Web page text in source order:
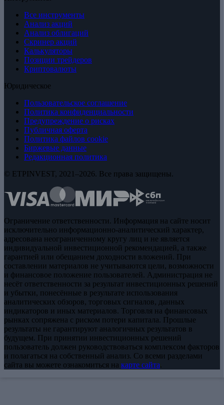
Все инструменты
Анализ акций
Анализ облигаций
Скринер акций
Калькуляторы
Позиции трейдеров
Криптовалюты
Юридическое
Пользовательское соглашение
Политика конфиденциальности
Предупреждение о рисках
Публичная оферта
Политика файлов cookie
Биржевые данные
Редакционная политика
© ETPINVEST, 2021–2026. Все права защищены.
Ограничение ответственности. Информация на сайте носит
исключительно информационно-аналитический характер,
адресована неограниченному кругу лиц и не является
индивидуальной инвестиционной рекомендацией, а также
гарантией или обещанием доходности вложений. При
составлении материалов не учитываются цели, возможности
и финансовое положение пользователей. Администрация не
несёт ответственности за результат инвестиционных решений
и убытки, понесённые в результате использования
аналитических обзоров, торговых сигналов, данных
индикаторов и иных материалов. Торговля на финансовых
рынках сопряжена с риском потери капитала. Прошлые
результаты не гарантируют аналогичных результатов в
будущем. При принятии инвестиционных решений
пользователь должен руководствоваться комплексом факторов
и полагаться на собственный анализ. Со всеми разделами
сайта вы можете ознакомиться на карте сайта.